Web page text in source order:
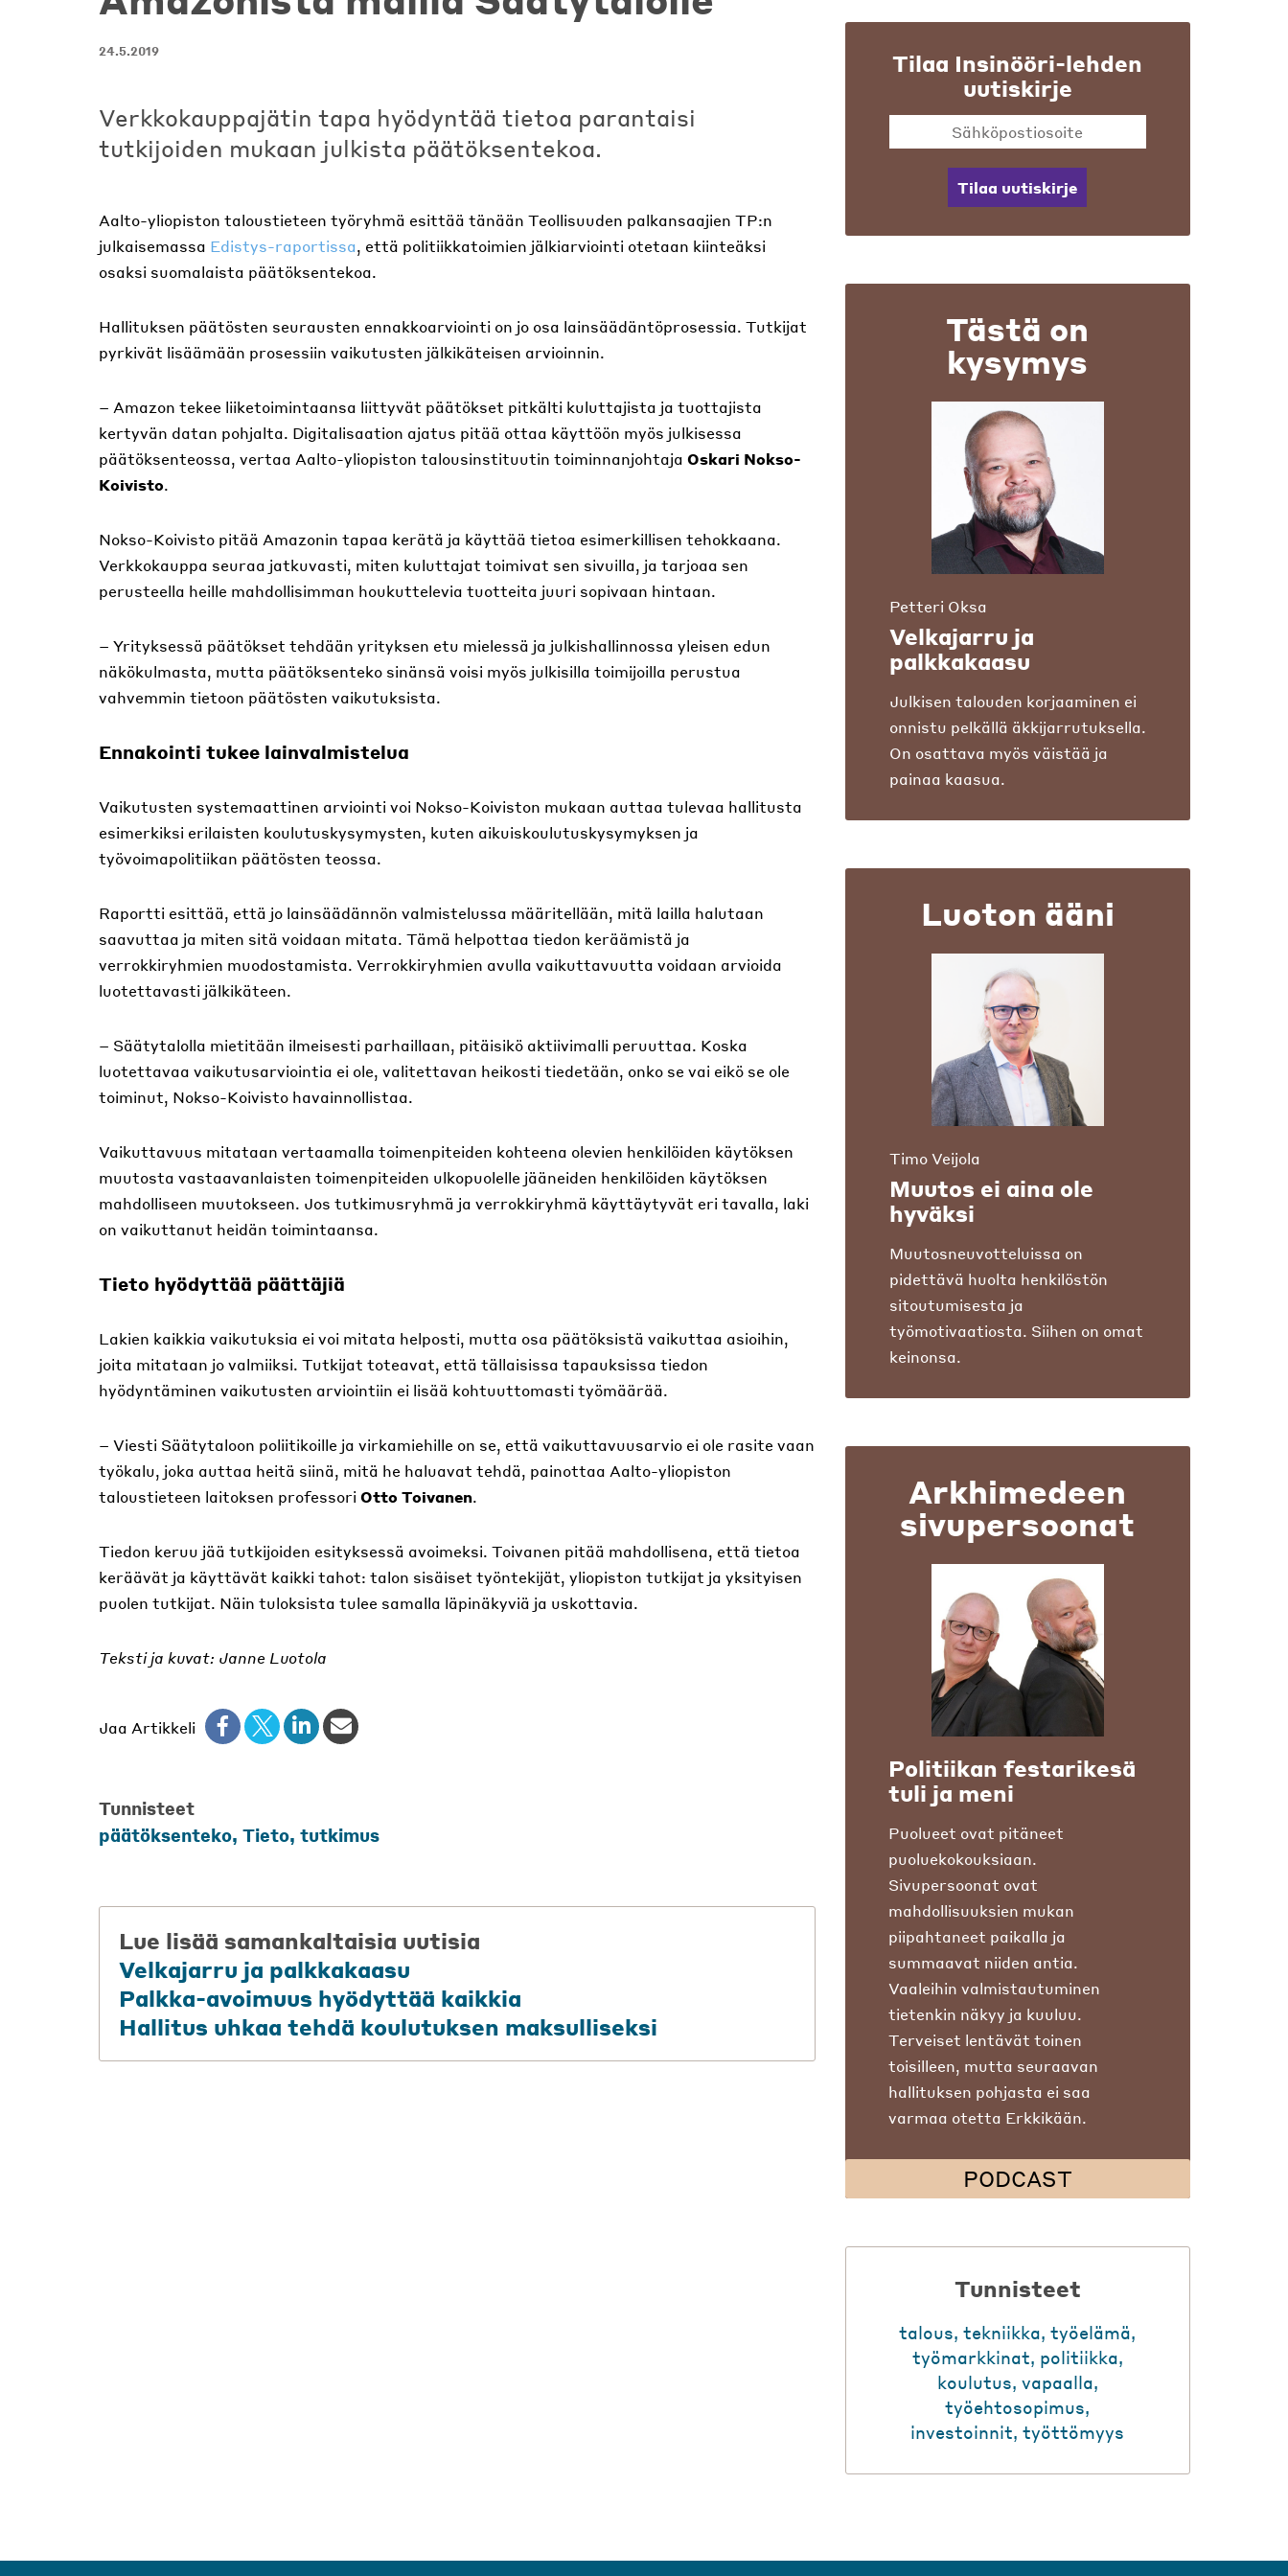
24.5.2019
Verkkokauppajätin tapa hyödyntää tietoa parantaisi
tutkijoiden mukaan julkista päätöksentekoa.
Aalto-yliopiston taloustieteen työryhmä esittää tänään Teollisuuden palkansaajien TP:n
julkaisemassa Edistys-raportissa, että politiikkatoimien jälkiarviointi otetaan kiinteäksi
osaksi suomalaista päätöksentekoa.
Hallituksen päätösten seurausten ennakkoarviointi on jo osa lainsäädäntöprosessia. Tutkijat
pyrkivät lisäämään prosessiin vaikutusten jälkikäteisen arvioinnin.
– Amazon tekee liiketoimintaansa liittyvät päätökset pitkälti kuluttajista ja tuottajista
kertyvän datan pohjalta. Digitalisaation ajatus pitää ottaa käyttöön myös julkisessa
päätöksenteossa, vertaa Aalto-yliopiston talousinstituutin toiminnanjohtaja Oskari Nokso-
Koivisto.
Nokso-Koivisto pitää Amazonin tapaa kerätä ja käyttää tietoa esimerkillisen tehokkaana.
Verkkokauppa seuraa jatkuvasti, miten kuluttajat toimivat sen sivuilla, ja tarjoaa sen
perusteella heille mahdollisimman houkuttelevia tuotteita juuri sopivaan hintaan.
– Yrityksessä päätökset tehdään yrityksen etu mielessä ja julkishallinnossa yleisen edun
näkökulmasta, mutta päätöksenteko sinänsä voisi myös julkisilla toimijoilla perustua
vahvemmin tietoon päätösten vaikutuksista.
Ennakointi tukee lainvalmistelua
Vaikutusten systemaattinen arviointi voi Nokso-Koiviston mukaan auttaa tulevaa hallitusta
esimerkiksi erilaisten koulutuskysymysten, kuten aikuiskoulutuskysymyksen ja
työvoimapolitiikan päätösten teossa.
Raportti esittää, että jo lainsäädännön valmistelussa määritellään, mitä lailla halutaan
saavuttaa ja miten sitä voidaan mitata. Tämä helpottaa tiedon keräämistä ja
verrokkiryhmien muodostamista. Verrokkiryhmien avulla vaikuttavuutta voidaan arvioida
luotettavasti jälkikäteen.
– Säätytalolla mietitään ilmeisesti parhaillaan, pitäisikö aktiivimalli peruuttaa. Koska
luotettavaa vaikutusarviointia ei ole, valitettavan heikosti tiedetään, onko se vai eikö se ole
toiminut, Nokso-Koivisto havainnollistaa.
Vaikuttavuus mitataan vertaamalla toimenpiteiden kohteena olevien henkilöiden käytöksen
muutosta vastaavanlaisten toimenpiteiden ulkopuolelle jääneiden henkilöiden käytöksen
mahdolliseen muutokseen. Jos tutkimusryhmä ja verrokkiryhmä käyttäytyvät eri tavalla, laki
on vaikuttanut heidän toimintaansa.
Tieto hyödyttää päättäjiä
Lakien kaikkia vaikutuksia ei voi mitata helposti, mutta osa päätöksistä vaikuttaa asioihin,
joita mitataan jo valmiiksi. Tutkijat toteavat, että tällaisissa tapauksissa tiedon
hyödyntäminen vaikutusten arviointiin ei lisää kohtuuttomasti työmäärää.
– Viesti Säätytaloon poliitikoille ja virkamiehille on se, että vaikuttavuusarvio ei ole rasite vaan
työkalu, joka auttaa heitä siinä, mitä he haluavat tehdä, painottaa Aalto-yliopiston
taloustieteen laitoksen professori Otto Toivanen.
Tiedon keruu jää tutkijoiden esityksessä avoimeksi. Toivanen pitää mahdollisena, että tietoa
keräävät ja käyttävät kaikki tahot: talon sisäiset työntekijät, yliopiston tutkijat ja yksityisen
puolen tutkijat. Näin tuloksista tulee samalla läpinäkyviä ja uskottavia.
Teksti ja kuvat: Janne Luotola
Jaa Artikkeli
Tunnisteet
päätöksenteko, Tieto, tutkimus
Lue lisää samankaltaisia uutisia
Velkajarru ja palkkakaasu
Palkka-avoimuus hyödyttää kaikkia
Hallitus uhkaa tehdä koulutuksen maksulliseksi
Tilaa Insinööri-lehden
uutiskirje
Tilaa uutiskirje
Tästä on
kysymys
Petteri Oksa
Velkajarru ja
palkkakaasu
Julkisen talouden korjaaminen ei
onnistu pelkällä äkkijarrutuksella.
On osattava myös väistää ja
painaa kaasua.
Luoton ääni
Timo Veijola
Muutos ei aina ole
hyväksi
Muutosneuvotteluissa on
pidettävä huolta henkilöstön
sitoutumisesta ja
työmotivaatiosta. Siihen on omat
keinonsa.
Arkhimedeen
sivupersoonat
Politiikan festarikesä
tuli ja meni
Puolueet ovat pitäneet
puoluekokouksiaan.
Sivupersoonat ovat
mahdollisuuksien mukan
piipahtaneet paikalla ja
summaavat niiden antia.
Vaaleihin valmistautuminen
tietenkin näkyy ja kuuluu.
Terveiset lentävät toinen
toisilleen, mutta seuraavan
hallituksen pohjasta ei saa
varmaa otetta Erkkikään.
PODCAST
Tunnisteet
talous,tekniikka,työelämä,
työmarkkinat, politiikka,
koulutus, vapaalla,
työehtosopimus,
investoinnit,työttömyys